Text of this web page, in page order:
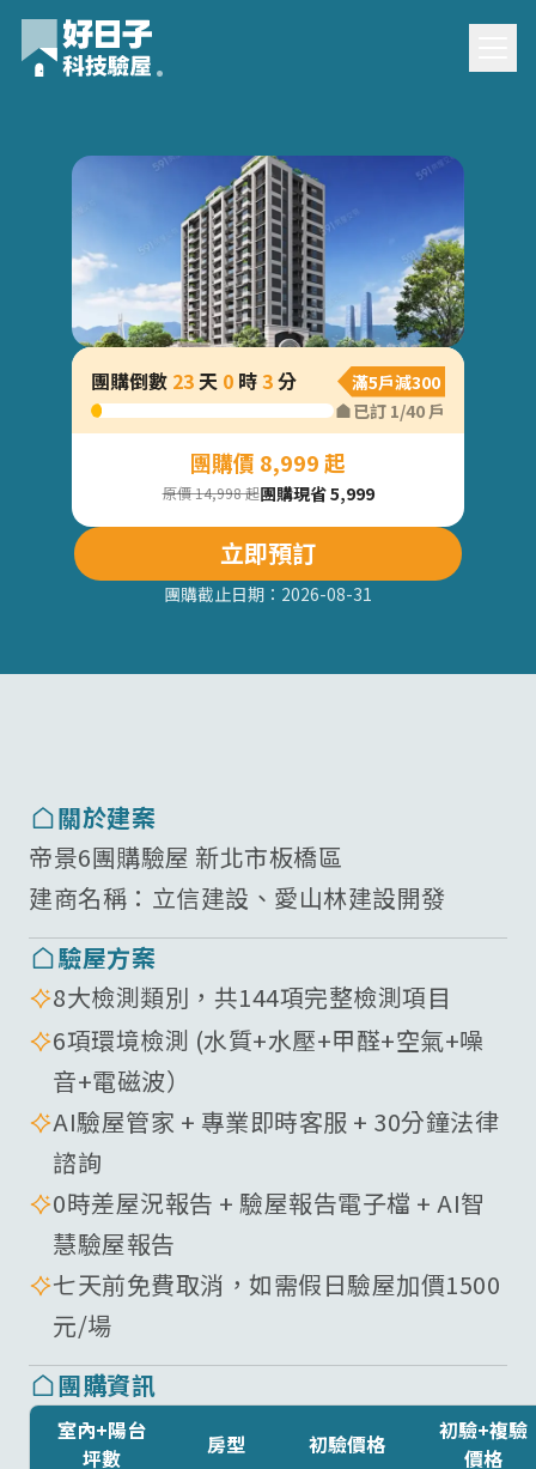
帝景6團購驗屋
團購倒數 23天 0 時3分
滿5戶減300
已訂 1/40 戶
團購價 8,999 起
原價 14,998 起團購現省 5,999
立即預訂
團購截止日期： 2026-08-31
關於建案
帝景6團購驗屋 新北市板橋區
建商名稱： 立信建設、愛山林建設開發
驗屋方案
8大檢測類別，共144項完整檢測項目
6項環境檢測 (水質+水壓+甲醛+空氣+噪
音+電磁波）
AI驗屋管家 + 專業即時客服 + 30分鐘法律
諮詢
0時差屋況報告 + 驗屋報告電子檔 + AI智
慧驗屋報告
七天前免費取消，如需假日驗屋加價1500
元/場
團購資訊
室內+陽台
坪數
房型 初驗價格
初驗+複驗
價格